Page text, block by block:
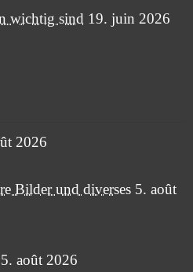
wichtig sind 19. juin 2026
2026
Bilder und diverses 5. août
5. août 2026